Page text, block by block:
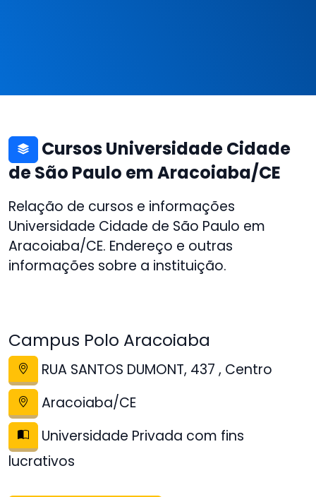
Cursos Universidade Cidade
de São Paulo em Aracoiaba/CE
Relação de cursos e informações
Universidade Cidade de São Paulo em
Aracoiaba/CE. Endereço e outras
informações sobre a instituição.
Campus Polo Aracoiaba
RUA SANTOS DUMONT, 437 , Centro
Aracoiaba/CE
Universidade Privada com fins
lucrativos